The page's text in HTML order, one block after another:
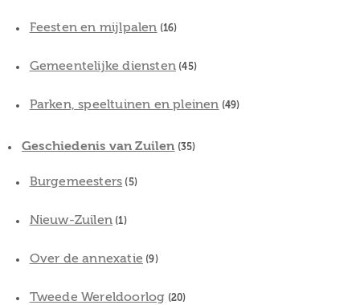
Feesten en mijlpalen (16)
Gemeentelijke diensten (45)
Parken, speeltuinen en pleinen (49)
Geschiedenis van Zuilen (35)
Burgemeesters (5)
Nieuw-Zuilen (1)
Over de annexatie (9)
Tweede Wereldoorlog (20)